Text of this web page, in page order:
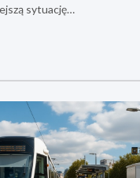
sytuację…